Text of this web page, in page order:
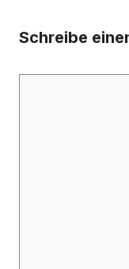
Schreibe